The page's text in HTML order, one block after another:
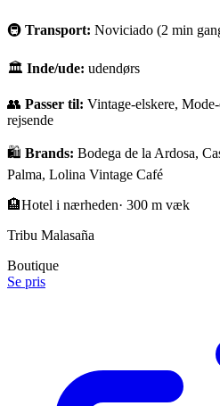
🚇 Transport: Noviciado (2 min
🏛 Inde/ude: udendørs
👥 Passer til: Vintage-elskere,
rejsende
🛍️ Brands: Bodega de la Ardosa,
Palma, Lolina Vintage Café
🏨Hotel i nærheden· 300 m væk
Tribu Malasaña
Boutique
Se pris